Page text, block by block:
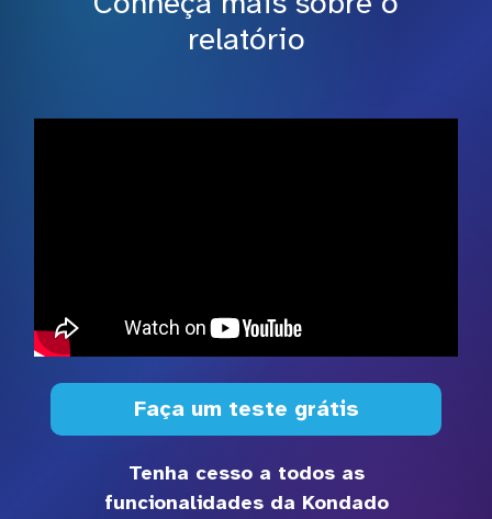
relatório
Faça um teste grátis
Tenha cesso a todos as
funcionalidades da Kondado